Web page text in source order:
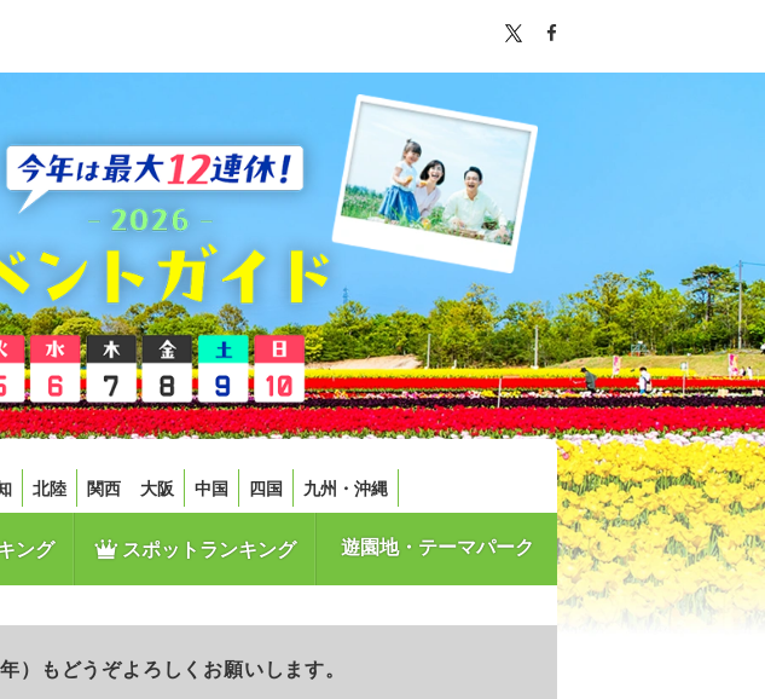
北陸 関西 大阪 中国 四国 九州・沖縄
ング スポットランキング 遊園地・テーマパーク
もどうぞよろしくお願いします。